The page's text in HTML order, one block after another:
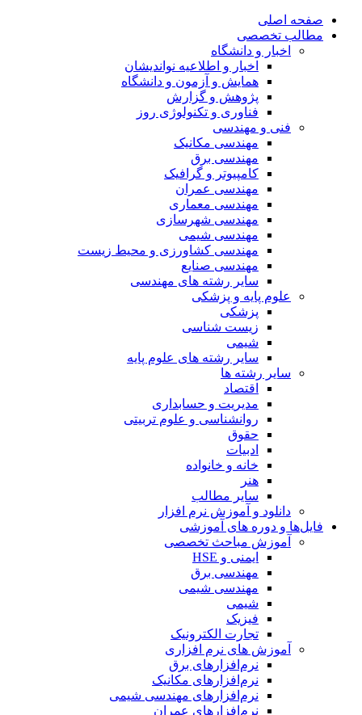
صفحه اصلی
مطالب تخصصی
اخبار و دانشگاه
اخبار و اطلاعیه نواندیشان
همایش و آزمون و دانشگاه
پژوهش و گزارش
فناوری و تکنولوژی روز
فنی و مهندسی
مهندسی مکانیک
مهندسی برق
کامپیوتر و گرافیک
مهندسی عمران
مهندسی معماری
مهندسی شهرسازی
مهندسی شیمی
مهندسی کشاورزی و محیط زیست
مهندسی صنایع
سایر رشته های مهندسی
علوم پایه و پزشکی
پزشکی
زیست شناسی
شیمی
سایر رشته های علوم پایه
سایر رشته ها
اقتصاد
مدیریت و حسابداری
روانشناسی و علوم تربیتی
حقوق
ادبیات
خانه و خانواده
هنر
سایر مطالب
دانلود و آموزش نرم افزار
فایل‌ها و دوره های آموزشی
آموزش مباحث تخصصی
ایمنی و HSE
مهندسی برق
مهندسی شیمی
شیمی
فیزیک
تجارت الکترونیک
آموزش های نرم افزاری
نرم‌افزارهای برق
نرم‌افزارهای مکانیک
نرم‌افزارهای مهندسی شیمی
نرم‌افزارهای عمران